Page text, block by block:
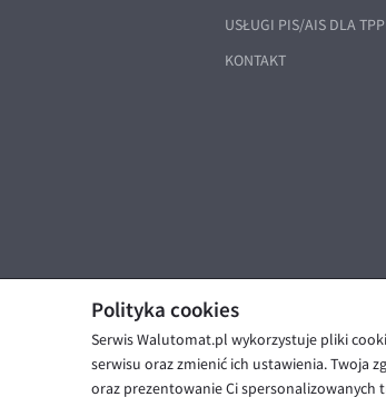
Polityka cookies
Serwis Walutomat.pl wykorzystuje pliki
serwisu oraz zmienić ich ustawienia. Twoja
oraz prezentowanie Ci spersonalizowanych
USŁUGI PIS/AIS DLA TPP
KONTAKT
© Walutomat 2026 |